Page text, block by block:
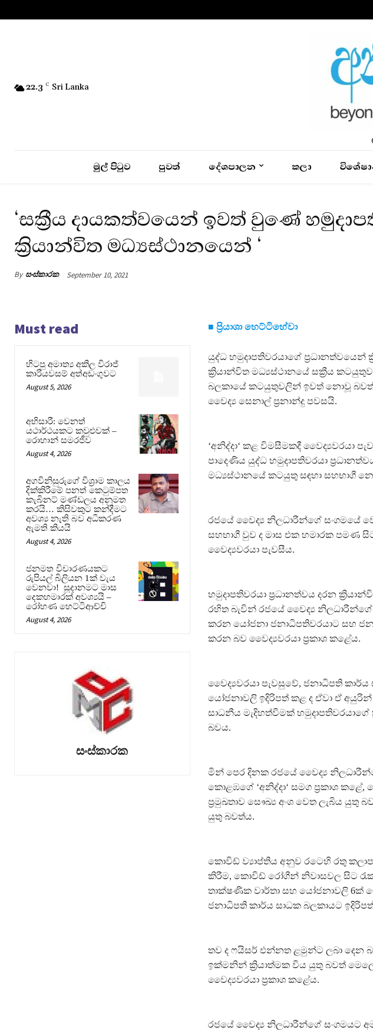
22.3 C Sri Lanka
මුල් පිටුව පුවත් දේශපාලන කලා
‘සක්‍රීය දායකත්වයෙන් ඉවත් වුණේ
ක්‍රියාන්විත මධ්‍යස්ථානයෙන් ‘
By සංස්කාරක September 10, 2021
Must read
හිටපු අමාත්‍ය අකිල විරාජ්
කාරියවසම් අත්අඩංගුවට
August 5, 2026
අභිසාරී: වෙනත්
යථාර්ථයකට කවුළුවක් –
රොහාන් සමරජීව
August 4, 2026
අගවිනිසුරුගේ විශ්‍රාම කාලය
දික්කිරීමේ පනත් කෙටුම්පත
කැබිනට් මණ්ඩලය අනුමත
කරයි… කිසිවකුට කන්දීමට
අවශ්‍ය නැති බව අධිකරණ
ඇමති කියයි
August 4, 2026
ජනමත විචාරණයකට
රුපියල් බිලියන 1ක් වැය
වෙනවා! සූදානමට මාස
දෙකහමාරක් අවශ්‍යයි –
රෝහණ හෙට්ටිආච්චි
August 4, 2026
සංස්කාරක
■ ප්‍රියාශා හෙට්ටිහේවා
යුද්ධ හමුදාපතිවරයාගේ ප්‍රධානත්වයෙන්
ක්‍රියාන්විත මධ්‍යස්ථානයේ සක්‍රීය
බලකායේ කටයුතුවලින් ඉවත් නොවූ
වෛද්‍ය සෙනාල් ප්‍රනාන්දු පවසයි.
‘අනිද්දා‘ කළ විමසීමකදී වෛද්‍යවරයා
පාදෙණිය යුද්ධ හමුදාපතිවරයා
මධ්‍යස්ථානයේ කටයුතු සඳහා සහභාගී
රජයේ වෛද්‍ය නිලධාරීන්ගේ සංගමයේ
සහභාගී වුව ද මාස එක හමාරක පමණ
වෛද්‍යවරයා පැවසීය.
හමුදාපතිවරයා ප්‍රධානත්වය දරන
රහිත බැවින් රජයේ වෛද්‍ය
කරන යෝජනා ජනාධිපතිවරයාට සහ
කරන බව වෛද්‍යවරයා ප්‍රකාශ කළේය.
වෛද්‍යවරයා පැවසුවේ, ජනාධිපති
යෝජනාවලි ඉදිරිපත් කළ ද ඒවා ඒ
සාධනීය මැදිහත්වීමක්
බවය.
මින් පෙර දිනක රජයේ වෛද්‍ය
කොළඹගේ ‘අනිද්දා‘ සමග ප්‍රකාශ
ප්‍රමුඛතාව සෞඛ්‍ය අංශ වෙත ලැබිය යුතු
යුතු බවත්ය.
කොවිඩ් ව්‍යාප්තිය අනුව රටෙහි රතු
කිරීම, කොවිඩ් රෝගීන් නිවාසවල සිට
තාක්ෂණික වාර්තා සහ යෝජනාවලි 6ක්
ජනාධිපති කාර්ය සාධක බලකායට
තව ද ෆයිසර් එන්නත ළමුන්ට ලබා දෙන
ඉක්මනින් ක්‍රියාත්මක විය යුතු බවත්
වෛද්‍යවරයා ප්‍රකාශ කළේය.
රජයේ වෛද්‍ය නිලධාරීන්ගේ සංගමයට